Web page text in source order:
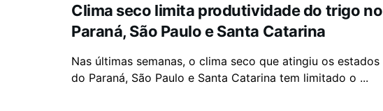
Clima seco limita produtividade do trigo no
Paraná, São Paulo e Santa Catarina
Nas últimas semanas, o clima seco que atingiu os estados
do Paraná, São Paulo e Santa Catarina tem limitado o ...